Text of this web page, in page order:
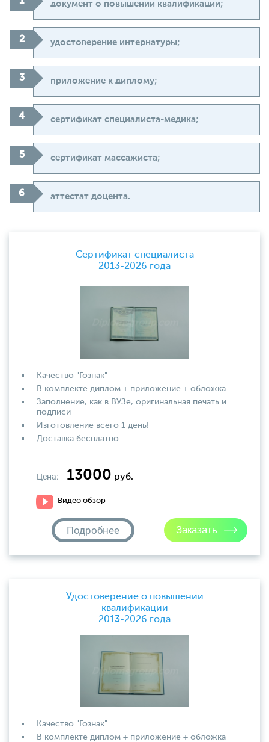
документ о повышении квалификации;
удостоверение интернатуры;
приложение к диплому;
сертификат специалиста-медика;
сертификат массажиста;
аттестат доцента.
Сертификат специалиста
2013-2026 года
Качество "Гознак"
В комплекте диплом + приложение + обложка
Заполнение, как в ВУЗе, оригинальная печать и
подписи
Изготовление всего 1 день!
Доставка бесплатно
Цена: 13000 руб.
Видео обзор
Подробнее
Удостоверение о повышении
квалификации
2013-2026 года
Качество "Гознак"
В комплекте диплом + приложение + обложка